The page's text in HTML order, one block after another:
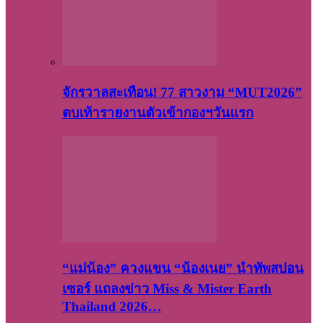
จักรวาลสะเทือน! 77 สาวงาม “MUT2026”
ตบเท้ารายงานตัวเข้ากองฯวันแรก
“แม่น้อง” ควงแขน “น้องเนย” นำทัพสปอน
เซอร์ แถลงข่าว Miss & Mister Earth
Thailand 2026…